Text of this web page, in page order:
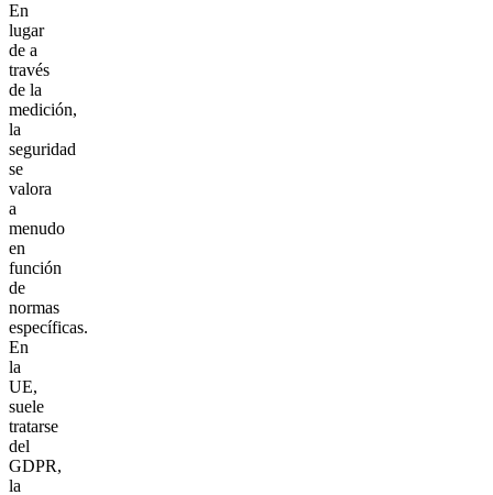
En
lugar
de a
través
de la
medición,
la
seguridad
se
valora
a
menudo
en
función
de
normas
específicas.
En
la
UE,
suele
tratarse
del
GDPR,
la